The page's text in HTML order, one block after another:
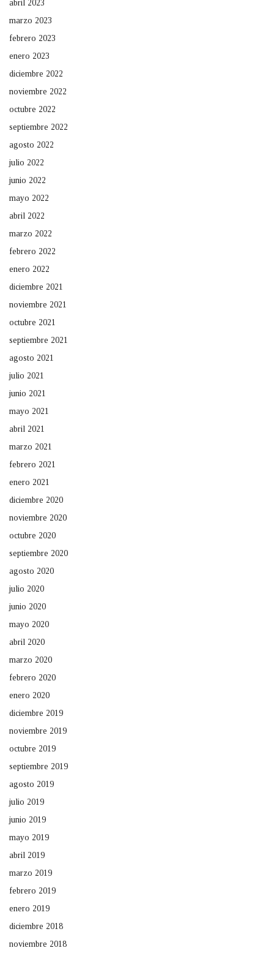
abril 2023
marzo 2023
febrero 2023
enero 2023
diciembre 2022
noviembre 2022
octubre 2022
septiembre 2022
agosto 2022
julio 2022
junio 2022
mayo 2022
abril 2022
marzo 2022
febrero 2022
enero 2022
diciembre 2021
noviembre 2021
octubre 2021
septiembre 2021
agosto 2021
julio 2021
junio 2021
mayo 2021
abril 2021
marzo 2021
febrero 2021
enero 2021
diciembre 2020
noviembre 2020
octubre 2020
septiembre 2020
agosto 2020
julio 2020
junio 2020
mayo 2020
abril 2020
marzo 2020
febrero 2020
enero 2020
diciembre 2019
noviembre 2019
octubre 2019
septiembre 2019
agosto 2019
julio 2019
junio 2019
mayo 2019
abril 2019
marzo 2019
febrero 2019
enero 2019
diciembre 2018
noviembre 2018